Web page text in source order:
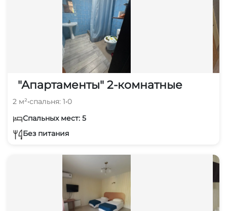
"Апартаменты" 2-комнатные
2 м²•спальня: 1•0
Спальных мест: 5
Без питания